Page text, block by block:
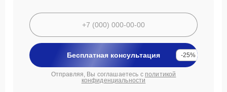
Бесплатная консультация -25%
Отправляя, Вы соглашаетесь с политикой
конфиденциальности